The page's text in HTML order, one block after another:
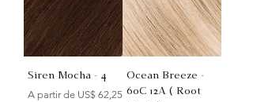
Siren Mocha - 4
A partir de US$ 62,25
Preço promocional
Ocean Breeze -
60C 12A ( Root